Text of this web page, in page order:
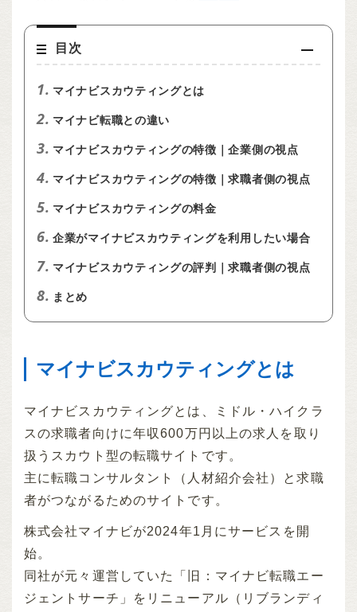
目次
1. マイナビスカウティングとは
2. マイナビ転職との違い
3. マイナビスカウティングの特徴｜企業側の視点
4. マイナビスカウティングの特徴｜求職者側の視点
5. マイナビスカウティングの料金
6. 企業がマイナビスカウティングを利用したい場合
7. マイナビスカウティングの評判｜求職者側の視点
8. まとめ
マイナビスカウティングとは
マイナビスカウティングとは、ミドル・ハイクラ
スの求職者向けに年収600万円以上の求人を取り
扱うスカウト型の転職サイトです。
主に転職コンサルタント（人材紹介会社）と求職
者がつながるためのサイトです。
株式会社マイナビが2024年1月にサービスを開
始。
同社が元々運営していた「旧：マイナビ転職エー
ジェントサーチ」をリニューアル（リブランディ